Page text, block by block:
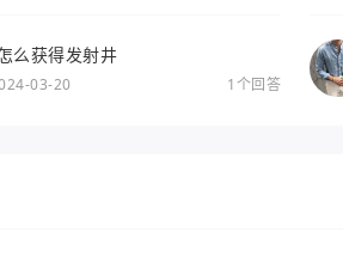
么获得发射井
03-20 1个回答